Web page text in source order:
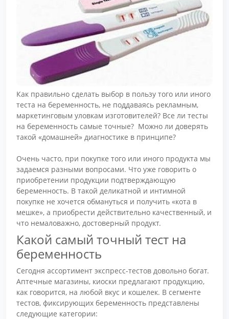
Как правильно сделать выбор в пользу того или иного
теста на беременность, не поддаваясь рекламным,
маркетинговым уловкам изготовителей? Все ли тесты
на беременность самые точные? Можно ли доверять
такой «домашней» диагностике в принципе?
Очень часто, при покупке того или иного продукта мы
задаемся разными вопросами. Что уже говорить о
приобретении продукции подтверждающую
беременность. В такой деликатной и интимной
покупке не хочется обмануться и получить «кота в
мешке», а приобрести действительно качественный, и
что немаловажно, достоверный продукт.
Какой самый точный тест на
беременность
Сегодня ассортимент экспресс-тестов довольно богат.
Аптечные магазины, киоски предлагают продукцию,
как говорится, на любой вкус и кошелек. В сегменте
тестов, фиксирующих беременность представлены
следующие категории: